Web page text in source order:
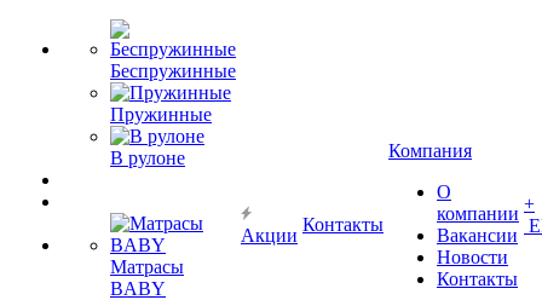
Беспружинные
Пружинные
В рулоне
Матрасы
BABY
Акции
Контакты
Компания
О
компании
Вакансии
Новости
Контакты
+